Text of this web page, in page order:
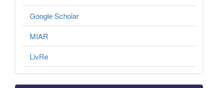
Google Scholar
MIAR
LivRe